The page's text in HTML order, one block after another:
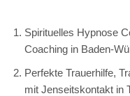
Spirituelles Hypnose
Coaching in Baden-
Perfekte Trauerhilfe,
mit Jenseitskontakt in